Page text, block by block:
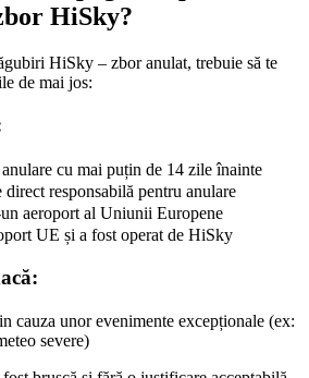
HiSky?
HiSky – zbor anulat, trebuie să te
de mai jos:
cu mai puțin de 14 zile înainte
direct responsabilă pentru anulare
aeroport al Uniunii Europene
UE și a fost operat de HiSky
cauza unor evenimente excepționale (ex:
severe)